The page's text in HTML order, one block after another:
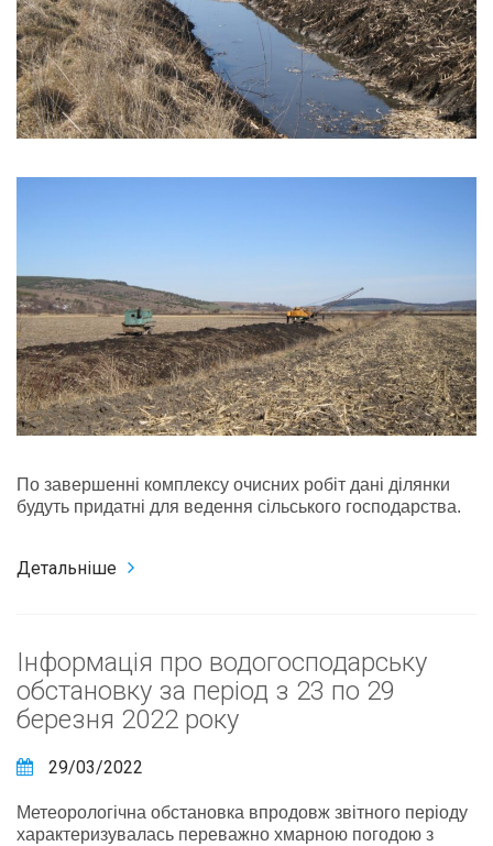
По завершенні комплексу очисних робіт дані ділянки
будуть придатні для ведення сільського господарства.
Детальніше
Інформація про водогосподарську
обстановку за період з 23 по 29
березня 2022 року
29/03/2022
Метеорологічна обстановка впродовж звітного періоду
характеризувалась переважно хмарною погодою з